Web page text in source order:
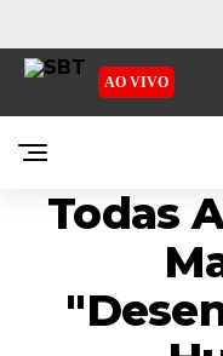
AO VIVO
EMISSORAS
NOSSAS REDES
- SISTEMA
Todas